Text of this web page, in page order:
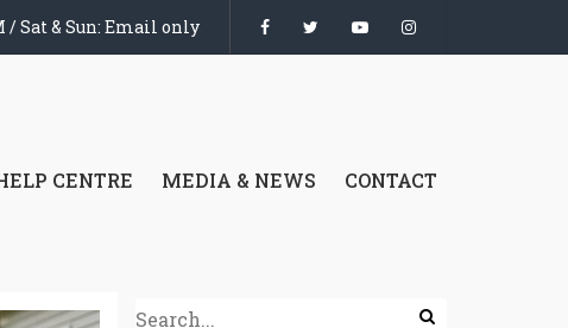
/ Sat & Sun: Email only
CENTRE MEDIA & NEWS CONTACT